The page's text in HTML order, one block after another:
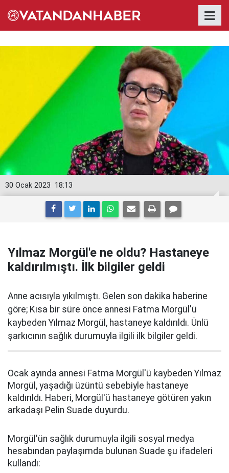
18:13
30 Ocak 2023
Yılmaz Morgül'e ne oldu? Hastaneye
kaldırılmıştı. İlk bilgiler geldi
Anne acısıyla yıkılmıştı. Gelen son dakika haberine
göre; Kısa bir süre önce annesi Fatma Morgül'ü
kaybeden Yılmaz Morgül, hastaneye kaldırıldı. Ünlü
şarkıcının sağlık durumuyla ilgili ilk bilgiler geldi.
Ocak ayında annesi Fatma Morgül'ü kaybeden Yılmaz
Morgül, yaşadığı üzüntü sebebiyle hastaneye
kaldırıldı. Haberi, Morgül'ü hastaneye götüren yakın
arkadaşı Pelin Suade duyurdu.
Morgül'ün sağlık durumuyla ilgili sosyal medya
hesabından paylaşımda bulunan Suade şu ifadeleri
kullandı: